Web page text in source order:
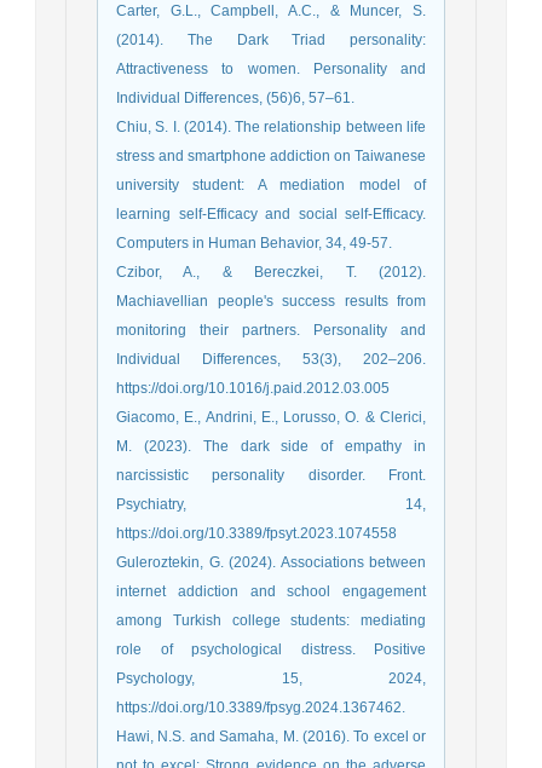
Carter, G.L., Campbell, A.C., & Muncer, S.
(2014). The Dark Triad personality:
Attractiveness to women. Personality and
Individual Differences, (56)6, 57–61.
Chiu, S. I. (2014). The relationship between life
stress and smartphone addiction on Taiwanese
university student: A mediation model of
learning self-Efficacy and social self-Efficacy.
Computers in Human Behavior, 34, 49-57.
Czibor, A., & Bereczkei, T. (2012).
Machiavellian people's success results from
monitoring their partners. Personality and
Individual Differences, 53(3), 202–206.
https://doi.org/10.1016/j.paid.2012.03.005
Giacomo, E., Andrini, E., Lorusso, O. & Clerici,
M. (2023). The dark side of empathy in
narcissistic personality disorder. Front.
Psychiatry, 14,
https://doi.org/10.3389/fpsyt.2023.1074558
Guleroztekin, G. (2024). Associations between
internet addiction and school engagement
among Turkish college students: mediating
role of psychological distress. Positive
Psychology, 15, 2024,
https://doi.org/10.3389/fpsyg.2024.1367462.
Hawi, N.S. and Samaha, M. (2016). To excel or